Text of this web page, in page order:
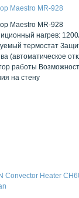
Maestro MR-928
Maestro MR-928
нагрев:
термостат
(автоматическое
работы
на стену
Convector Heater